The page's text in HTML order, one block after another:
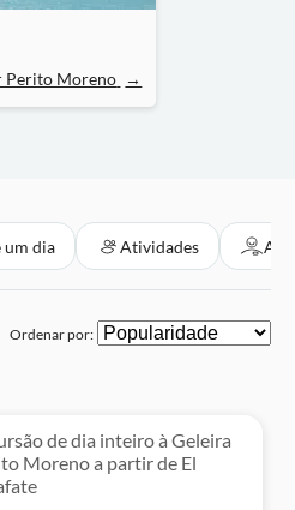
Perito Moreno →
estrada
um dia Atividades
Ordenar por:
de dia inteiro à Geleira
Moreno a partir de El